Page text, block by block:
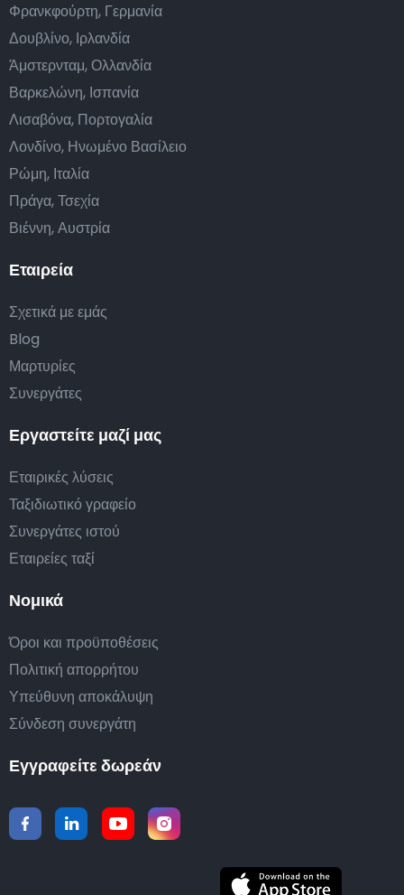
Εταιρεία
Σχετικά με εμάς
Blog
Μαρτυρίες
Συνεργάτες
Εργαστείτε μαζί μας
Εταιρικές λύσεις
Ταξιδιωτικό γραφείο
Συνεργάτες ιστού
Εταιρείες ταξί
Νομικά
Όροι και προϋποθέσεις
Πολιτική απορρήτου
Υπεύθυνη αποκάλυψη
Σύνδεση συνεργάτη
Φρανκφούρτη, Γερμανία
Δουβλίνο, Ιρλανδία
Άμστερνταμ, Ολλανδία
Βαρκελώνη, Ισπανία
Λισαβόνα, Πορτογαλία
Λονδίνο, Ηνωμένο Βασίλειο
Ρώμη, Ιταλία
Πράγα, Τσεχία
Βιέννη, Αυστρία
Εγγραφείτε δωρεάν